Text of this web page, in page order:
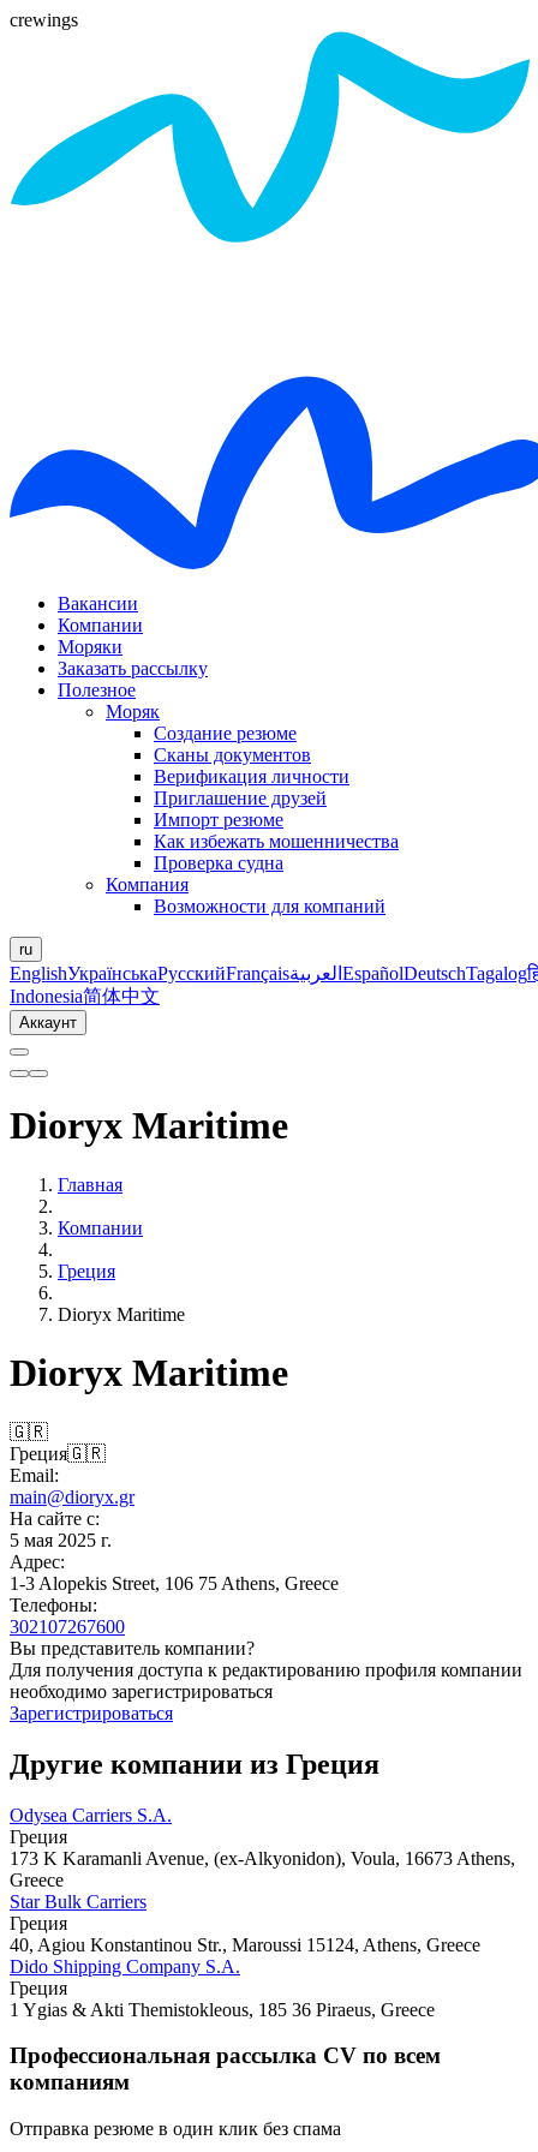
crewings
Вакансии
Компании
Моряки
Заказать рассылку
Полезное
Моряк
Создание резюме
Сканы документов
Верификация личности
Приглашение друзей
Импорт резюме
Как избежать мошенничества
Проверка судна
Компания
Возможности для компаний
ru
EnglishУкраїнськаРусскийFrançaisالعربية EspañolDeutschTagalog
Indonesia简体中文
Аккаунт
Dioryx Maritime
Главная
Компании
Греция
Dioryx Maritime
Dioryx Maritime
🇬🇷
Греция🇬🇷
Email:
main@dioryx.gr
На сайте с:
5 мая 2025 г.
Адрес:
1-3 Alopekis Street, 106 75 Athens, Greece
Телефоны:
302107267600
Вы представитель компании?
Для получения доступа к редактированию профиля компании
необходимо зарегистрироваться
Зарегистрироваться
Другие компании из Греция
Odysea Carriers S.A.
Греция
173 K Karamanli Avenue, (ex-Alkyonidon), Voula, 16673 Athens,
Greece
Star Bulk Carriers
Греция
40, Agiou Konstantinou Str., Maroussi 15124, Athens, Greece
Dido Shipping Company S.A.
Греция
1 Ygias & Akti Themistokleous, 185 36 Piraeus, Greece
Профессиональная рассылка CV по всем
компаниям
Отправка резюме в один клик без спама